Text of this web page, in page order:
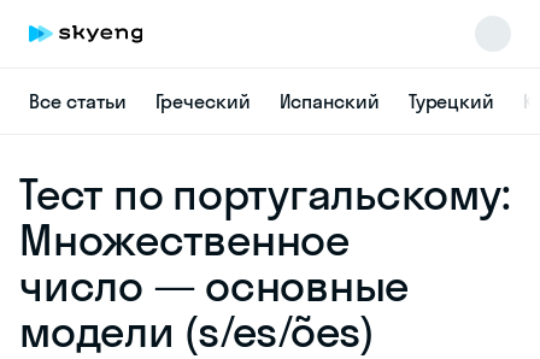
Все статьи Греческий Испанский Турецкий
Тест по португальскому:
Множественное
число — основные
модели (s/es/ões)
online